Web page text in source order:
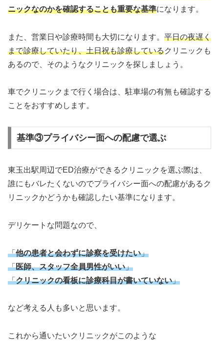
ニックなのかを確認することも重要な基準になります。
また、営業日や診療時間も大切になります。 平日の夜遅く
まで診療していたり、土日祝も診療しているクリニックも
あるので、そのようなクリニックを探しましょう。
車でクリニックまで行く場合は、駐車場の有無も確認する
ことをおすすめします。
基準③プライバシー面への配慮で選ぶ
東玉出駅周辺でED治療ができるクリニックを選ぶ際は、
誰にもバレたくないのでプライバシー面への配慮があるク
リニックかどうかも確認したい基準になります。
デリケートな問題なので、
「他の患者と会わずに診察を受けたい」
「医師、スタッフ全員男性がいい」
「クリニックの看板に診療科目が書いていない」
など考える人も多いと思います。
これから通いたいクリニックがこのような